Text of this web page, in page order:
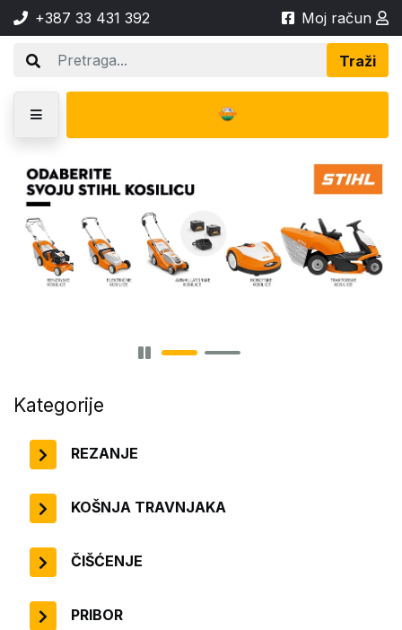
+387 33 431 392 Moj račun
Traži
Kategorije
REZANJE
KOŠNJA TRAVNJAKA
ČIŠĆENJE
PRIBOR